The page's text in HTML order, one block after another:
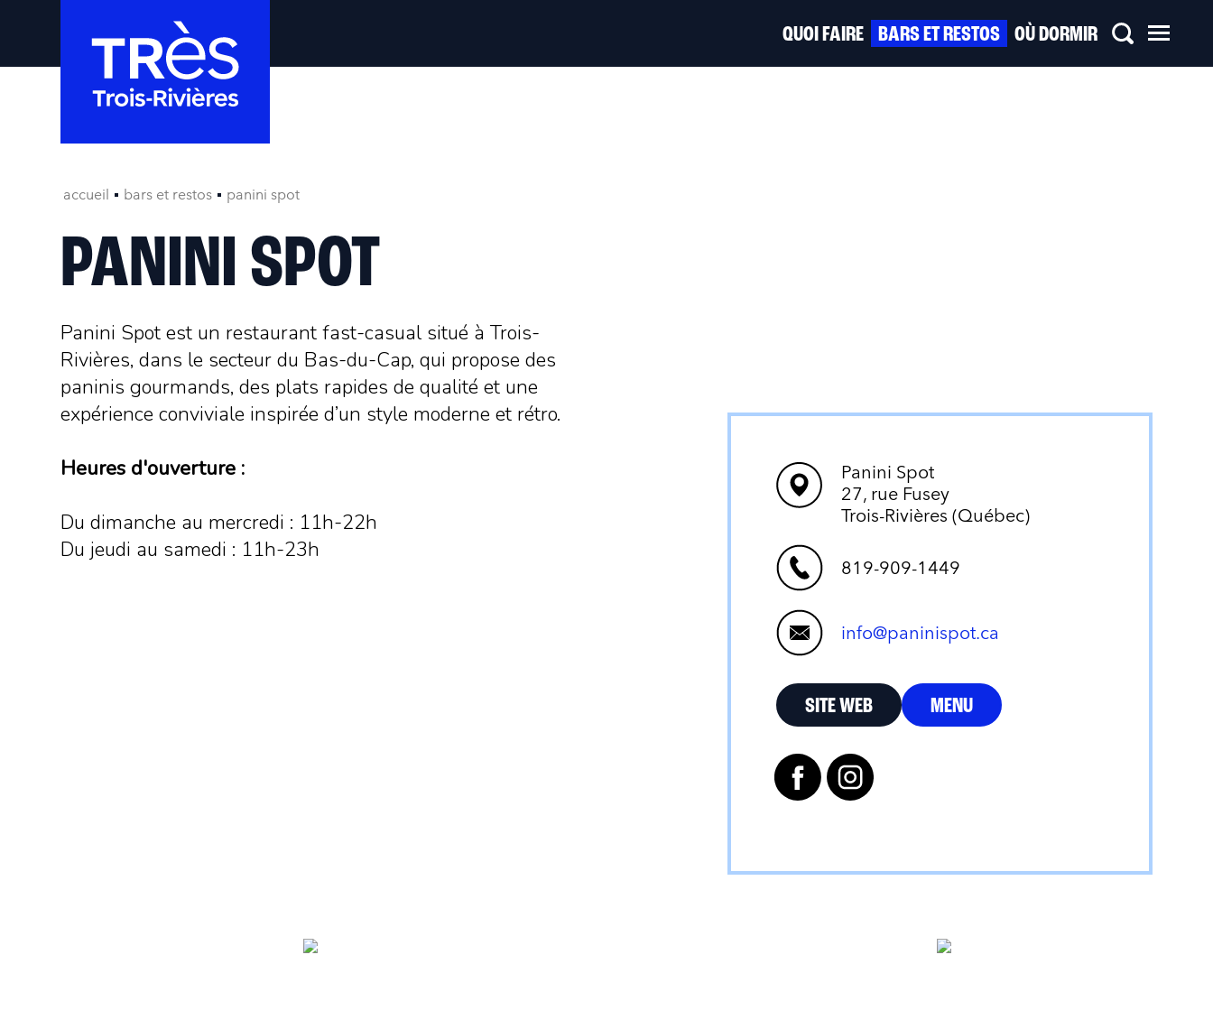
QUOI FAIRE BARS ET RESTOS OÙ DORMIR
accueil bars et restos panini spot
PANINI SPOT
Panini Spot est un restaurant fast-casual situé à Trois-
Rivières, dans le secteur du Bas-du-Cap, qui propose des
paninis gourmands, des plats rapides de qualité et une
expérience conviviale inspirée d’un style moderne et rétro.
Heures d'ouverture :
Du dimanche au mercredi : 11h-22h
Du jeudi au samedi : 11h-23h
Panini Spot
27, rue Fusey
Trois-Rivières (Québec)
819-909-1449
info@paninispot.ca
SITE WEB MENU